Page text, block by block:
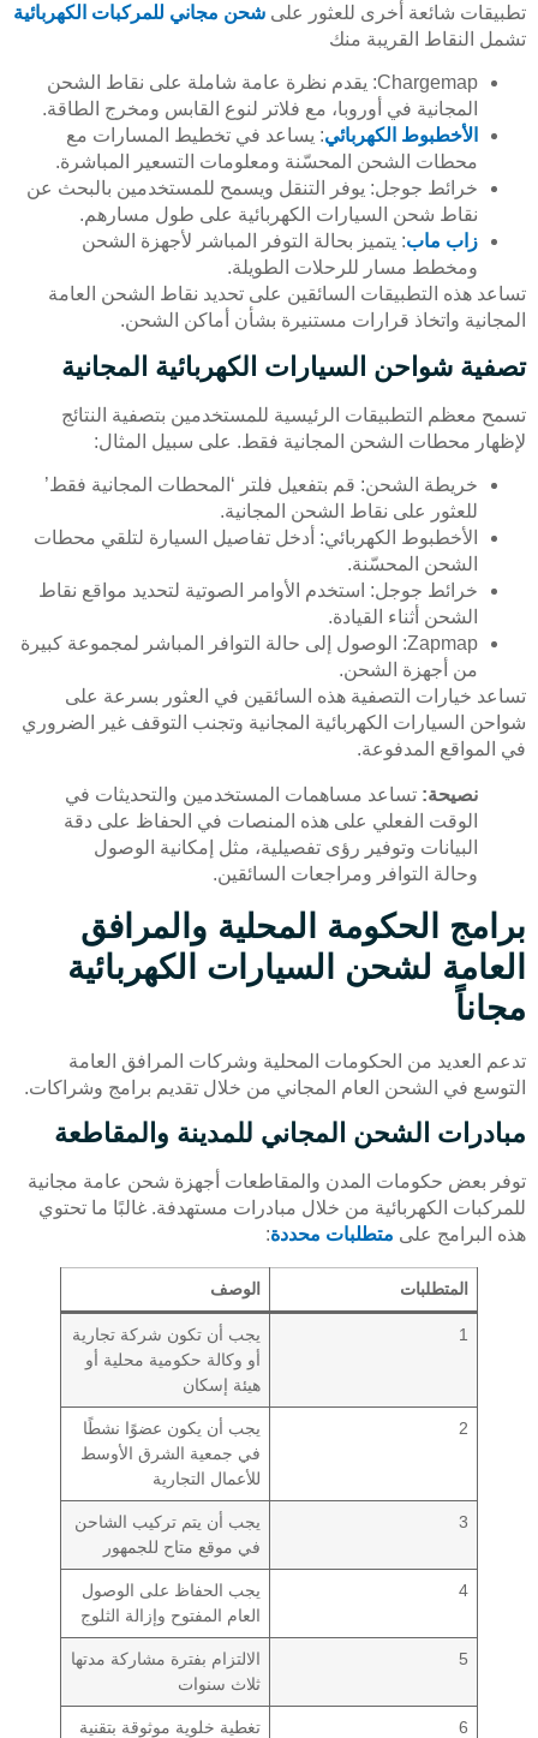
تطبيقات شائعة أخرى للعثور على شحن مجاني للمركبات الكهربائية
تشمل النقاط القريبة منك
Chargemap: يقدم نظرة عامة شاملة على نقاط الشحن
المجانية في أوروبا، مع فلاتر لنوع القابس ومخرج الطاقة.
الأخطبوط الكهربائي: يساعد في تخطيط المسارات مع
محطات الشحن المحسّنة ومعلومات التسعير المباشرة.
خرائط جوجل: يوفر التنقل ويسمح للمستخدمين بالبحث عن
نقاط شحن السيارات الكهربائية على طول مسارهم.
زاب ماب: يتميز بحالة التوفر المباشر لأجهزة الشحن
ومخطط مسار للرحلات الطويلة.
تساعد هذه التطبيقات السائقين على تحديد نقاط الشحن العامة
المجانية واتخاذ قرارات مستنيرة بشأن أماكن الشحن.
تصفية شواحن السيارات الكهربائية المجانية
تسمح معظم التطبيقات الرئيسية للمستخدمين بتصفية النتائج
لإظهار محطات الشحن المجانية فقط. على سبيل المثال:
خريطة الشحن: قم بتفعيل فلتر ‘المحطات المجانية فقط’
للعثور على نقاط الشحن المجانية.
الأخطبوط الكهربائي: أدخل تفاصيل السيارة لتلقي محطات
الشحن المحسّنة.
خرائط جوجل: استخدم الأوامر الصوتية لتحديد مواقع نقاط
الشحن أثناء القيادة.
Zapmap: الوصول إلى حالة التوافر المباشر لمجموعة كبيرة
من أجهزة الشحن.
تساعد خيارات التصفية هذه السائقين في العثور بسرعة على
شواحن السيارات الكهربائية المجانية وتجنب التوقف غير الضروري
في المواقع المدفوعة.
نصيحة: تساعد مساهمات المستخدمين والتحديثات في
الوقت الفعلي على هذه المنصات في الحفاظ على دقة
البيانات وتوفير رؤى تفصيلية، مثل إمكانية الوصول
وحالة التوافر ومراجعات السائقين.
برامج الحكومة المحلية والمرافق
العامة لشحن السيارات الكهربائية
مجاناً
تدعم العديد من الحكومات المحلية وشركات المرافق العامة
التوسع في الشحن العام المجاني من خلال تقديم برامج وشراكات.
مبادرات الشحن المجاني للمدينة والمقاطعة
توفر بعض حكومات المدن والمقاطعات أجهزة شحن عامة مجانية
للمركبات الكهربائية من خلال مبادرات مستهدفة. غالبًا ما تحتوي
هذه البرامج على متطلبات محددة:
المتطلبات الوصف
1
يجب أن تكون شركة تجارية
أو وكالة حكومية محلية أو
هيئة إسكان
2
يجب أن يكون عضوًا نشطًا
في جمعية الشرق الأوسط
للأعمال التجارية
3
يجب أن يتم تركيب الشاحن
في موقع متاح للجمهور
4
يجب الحفاظ على الوصول
العام المفتوح وإزالة الثلوج
5
الالتزام بفترة مشاركة مدتها
ثلاث سنوات
6 تغطية خلوية موثوقة بتقنية